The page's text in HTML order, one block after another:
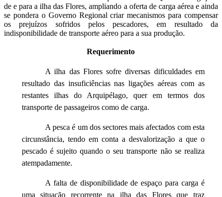
de e para a ilha das Flores, ampliando a oferta de carga aérea e ainda
se pondera o Governo Regional criar mecanismos para compensar
os prejuízos sofridos pelos pescadores, em resultado da
indisponibilidade de transporte aéreo para a sua produção.
Requerimento
A ilha das Flores sofre diversas dificuldades em
resultado das insuficiências nas ligações aéreas com as
restantes ilhas do Arquipélago, quer em termos dos
transporte de passageiros como de carga.
A pesca é um dos sectores mais afectados com esta
circunstância, tendo em conta a desvalorização a que o
pescado é sujeito quando o seu transporte não se realiza
atempadamente.
A falta de disponibilidade de espaço para carga é
uma situação recorrente na ilha das Flores que traz